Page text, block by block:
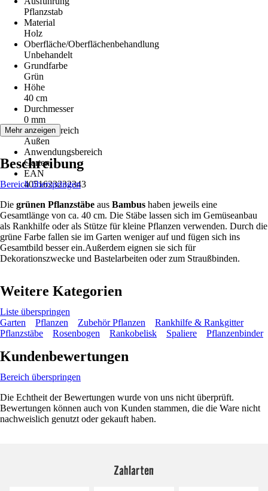
Pflanzstab
Material
Holz
Oberfläche/Oberflächenbehandlung
Unbehandelt
Grundfarbe
Grün
Höhe
40 cm
Durchmesser
0 mm
Einsatzbereich
Außen
Anwendungsbereich
Garten
EAN
4051623232343
Mehr anzeigen
Beschreibung
Bereich überspringen
Die grünen Pflanzstäbe aus Bambus haben jeweils eine
Gesamtlänge von ca. 40 cm. Die Stäbe lassen sich im Gemüseanbau
als Rankhilfe oder als Stütze für kleine Pflanzen verwenden. Durch die
grüne Farbe fallen sie im Garten weniger auf und fügen sich ins
Gesamtbild besser ein.Außerdem eignen sie sich für
Dekorationszwecke und Bastelarbeiten oder zum Straußbinden.
Weitere Kategorien
Liste überspringen
Garten
Pflanzen Zubehör Pflanzen
Rankhilfe & Rankgitter
Pflanzstäbe
Rosenbogen Rankobelisk Spaliere Pflanzenbinder
Kundenbewertungen
Bereich überspringen
Die Echtheit der Bewertungen wurde von uns nicht überprüft.
Bewertungen können auch von Kunden stammen, die die Ware nicht
nachweislich genutzt oder gekauft haben.
Zahlarten